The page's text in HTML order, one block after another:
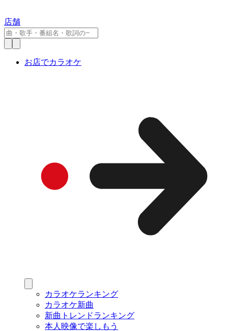
店舗
お店でカラオケ
カラオケランキング
カラオケ新曲
新曲トレンドランキング
本人映像で楽しもう